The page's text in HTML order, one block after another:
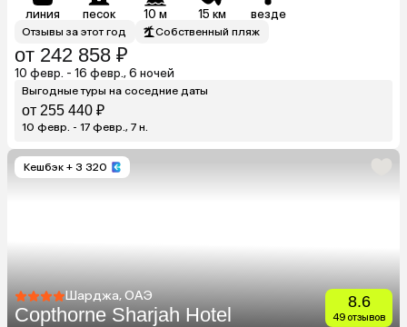
линия песок 10 м 15 км везде
Отзывы за этот год Собственный пляж
от 242 858 ₽
10 февр. - 16 февр., 6 ночей
Выгодные туры на соседние даты
от 255 440 ₽
10 февр. - 17 февр., 7 н.
Кешбэк + 3 320
Шарджа, ОАЭ
Copthorne Sharjah Hotel
8.6
49 отзывов